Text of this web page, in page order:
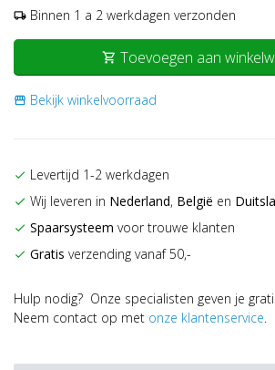
local_shipping Binnen 1 a 2 werkdagen verzonden
shopping_cart Toevoegen aan
storefront Bekijk winkelvoorraad
check Levertijd 1-2 werkdagen
check Wij leveren in Nederland, België en
check Spaarsysteem voor trouwe klanten
check Gratis verzending vanaf 50,-
Hulp nodig? Onze specialisten geven je
Neem contact op met onze klantenservice.